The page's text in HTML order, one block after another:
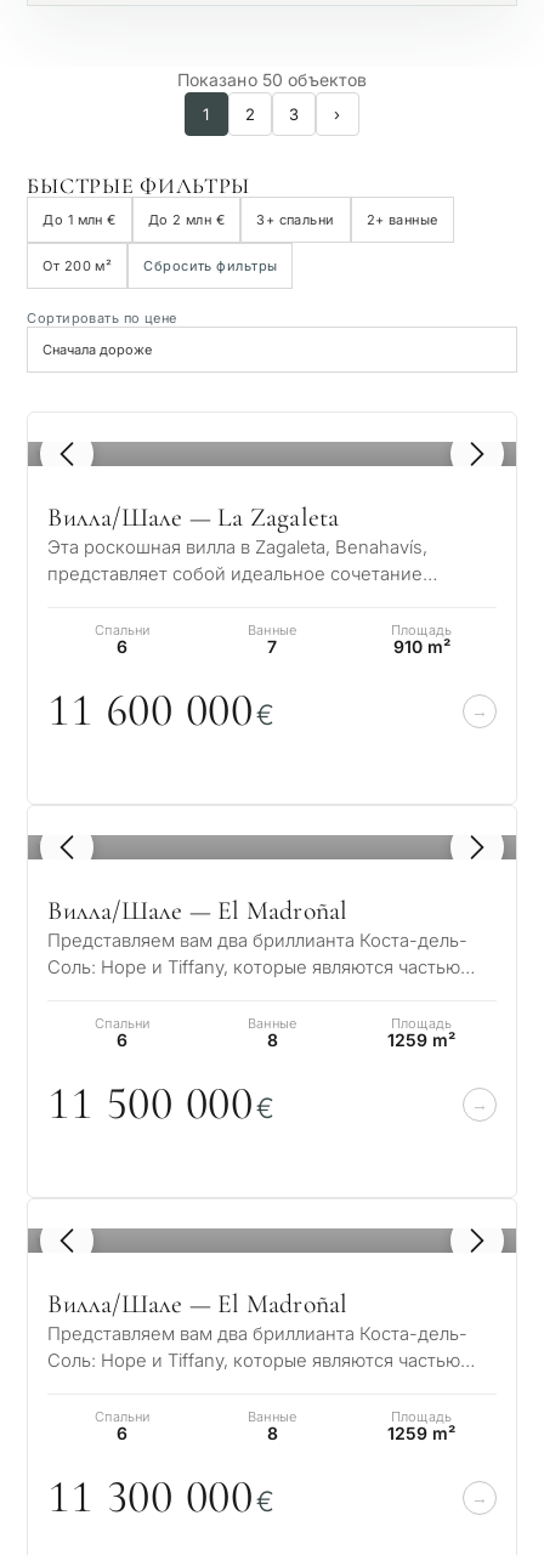
Показано 50 объектов
1 2 3 ›
БЫСТРЫЕ ФИЛЬТРЫ
До 1 млн € До 2 млн € 3+ спальни 2+ ванные
От 200 м² Сбросить фильтры
Сортировать по цене
1 / 8
Вилла/Шале — La Zagaleta
Эта роскошная вилла в Zagaleta, Benahavís,
представляет собой идеальное сочетание
панорамн…
Спальни
6
Ванные
7
Площадь
910 m²
11 600 000€
1 / 8
Вилла/Шале — El Madroñal
Представляем вам два бриллианта Коста-дель-
Соль: Hope и Tiffany, которые являются частью
Спальни
6
Ванные
8
Площадь
1259 m²
11 500 000€
1 / 8
Вилла/Шале — El Madroñal
Представляем вам два бриллианта Коста-дель-
Соль: Hope и Tiffany, которые являются частью
Спальни
6
Ванные
8
Площадь
1259 m²
11 300 000€